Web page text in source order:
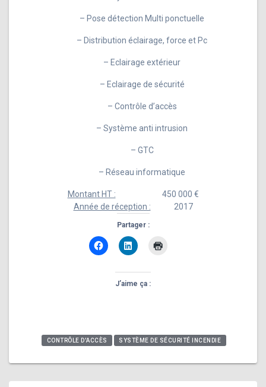
– Pose détection Multi ponctuelle
– Distribution éclairage, force et Pc
– Eclairage extérieur
– Eclairage de sécurité
– Contrôle d’accès
– Système anti intrusion
– GTC
– Réseau informatique
Montant HT : 450 000 €
Année de réception : 2017
Partager :
J’aime ça :
CONTRÔLE D'ACCÈS SYSTÈME DE SÉCURITÉ INCENDIE